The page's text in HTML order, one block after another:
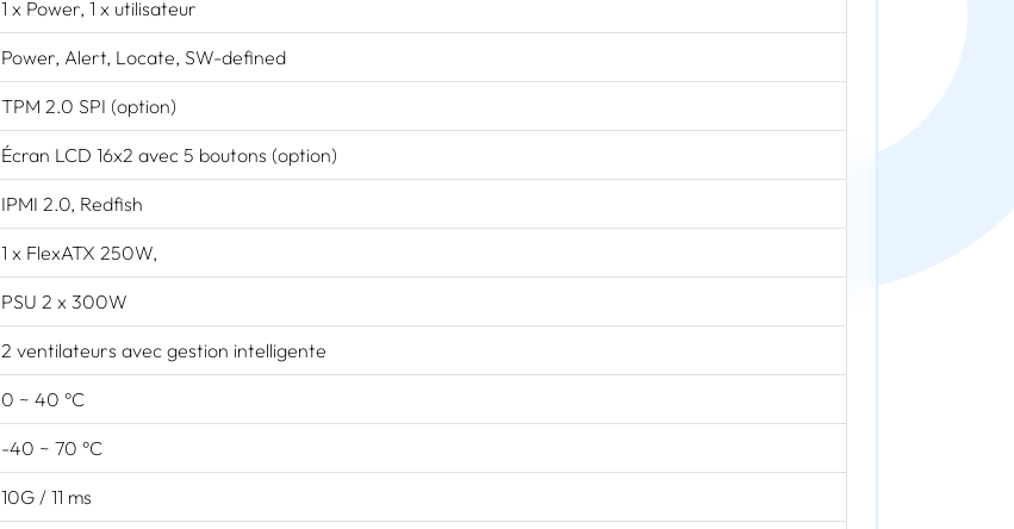
1 x Power, 1 x utilisateur
Power, Alert, Locate, SW-defined
TPM 2.0 SPI (option)
Écran LCD 16x2 avec 5 boutons (option)
IPMI 2.0, Redfish
1 x FlexATX 250W,
PSU 2 x 300W
2 ventilateurs avec gestion intelligente
0 ~ 40 °C
-40 ~ 70 °C
10G / 11 ms